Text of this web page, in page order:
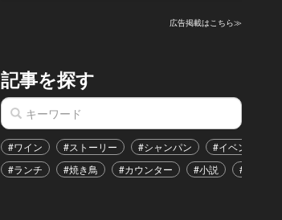
広告掲載はこちら≫
記事を探す
#ワイン #ストーリー #シャンパン #イベント
#ランチ
#焼き鳥 #カウンター #小説 #恋愛